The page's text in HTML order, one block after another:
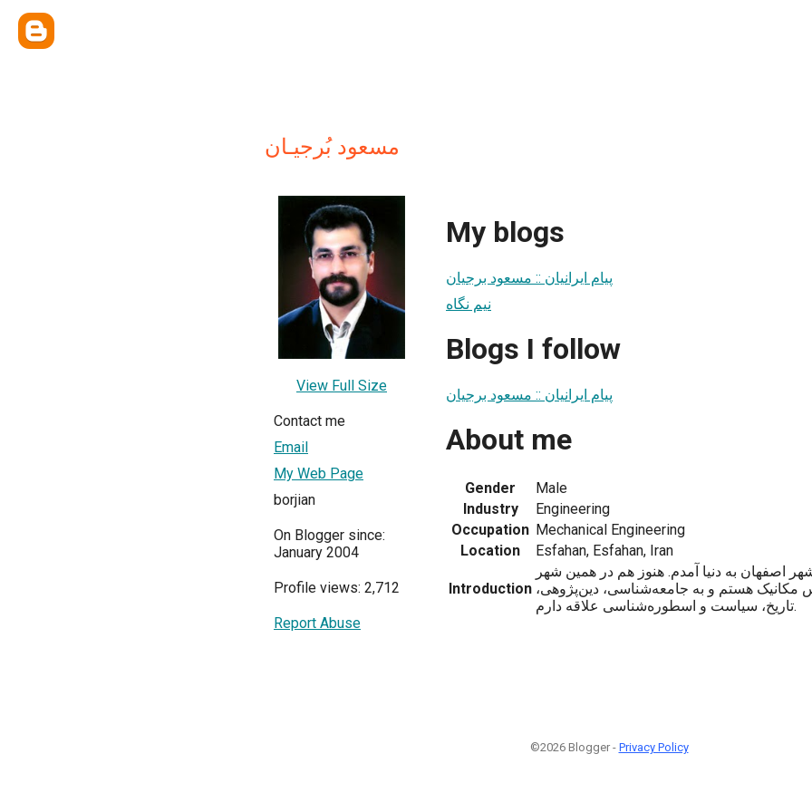
مسعود بُرجيـان
View Full Size
Contact me
Email
My Web Page
borjian
On Blogger since:
January 2004
Profile views: 2,712
Report Abuse
My blogs
پیام ایرانیان :: مسعود برجیان
نيم نگاه
Blogs I follow
پیام ایرانیان :: مسعود برجیان
About me
Gender
Male
Industry
Engineering
Occupation Mechanical Engineering
Location
Esfahan, Esfahan, Iran
Introduction
۱۳۵۷ در شهر اصفهان به دنیا آمدم. هنوز هم در همین شهر
مکانیک هستم و به جامعه‌شناسی، دین‌پژوهی،
تاریخ، سیاست و اسطوره‌شناسی علاقه دارم.
©2026 Blogger - Privacy Policy